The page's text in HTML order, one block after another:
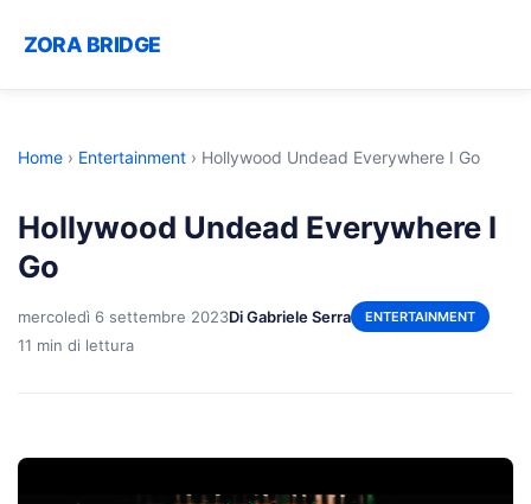
ZORA BRIDGE
Home › Entertainment › Hollywood Undead Everywhere I Go
Hollywood Undead Everywhere I
Go
mercoledì 6 settembre 2023Di Gabriele Serra ENTERTAINMENT
11 min di lettura